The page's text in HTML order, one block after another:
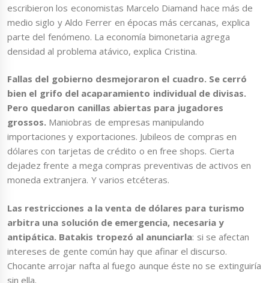
escribieron los economistas Marcelo Diamand hace más de
medio siglo y Aldo Ferrer en épocas más cercanas, explica
parte del fenómeno. La economía bimonetaria agrega
densidad al problema atávico, explica Cristina.
Fallas del gobierno desmejoraron el cuadro. Se cerró
bien el grifo del acaparamiento individual de divisas.
Pero quedaron canillas abiertas para jugadores
grossos. Maniobras de empresas manipulando
importaciones y exportaciones. Jubileos de compras en
dólares con tarjetas de crédito o en free shops. Cierta
dejadez frente a mega compras preventivas de activos en
moneda extranjera. Y varios etcéteras.
Las restricciones a la venta de dólares para turismo
arbitra una solución de emergencia, necesaria y
antipática. Batakis tropezó al anunciarla: si se afectan
intereses de gente común hay que afinar el discurso.
Chocante arrojar nafta al fuego aunque éste no se extinguiría
sin ella.